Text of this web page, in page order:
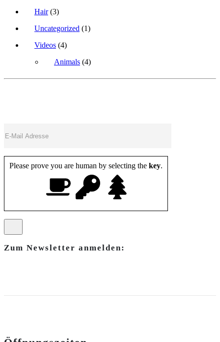
Hair(3)
Uncategorized (1)
Videos (4)
Animals (4)
Please prove you are human by selecting the key.
Zum Newsletter anmelden: